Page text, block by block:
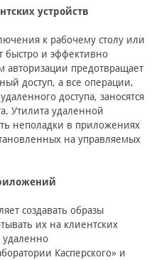
устройств
к рабочему столу или
быстро и эффективно
авторизации предотвращает
доступ, а все операции,
доступа, заносятся
Утилита удаленной
неполадки в приложениях
на управляемых
создавать образы
их на клиентских
удаленно
Касперского» и